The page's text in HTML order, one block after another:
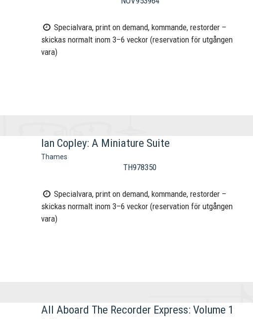
Specialvara, print on demand, kommande, restorder –
skickas normalt inom 3–6 veckor (reservation för utgången
vara)
Ian Copley: A Miniature Suite
Thames
TH978350
Specialvara, print on demand, kommande, restorder –
skickas normalt inom 3–6 veckor (reservation för utgången
vara)
All Aboard The Recorder Express: Volume 1